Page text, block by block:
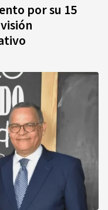
por su 15